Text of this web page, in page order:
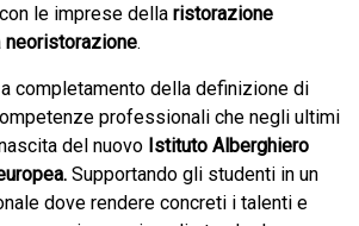
le imprese della ristorazione
neoristorazione.
completamento della definizione di
professionali che negli ultimi
del nuovo Istituto Alberghiero
Supportando gli studenti in un
dove rendere concreti i talenti e